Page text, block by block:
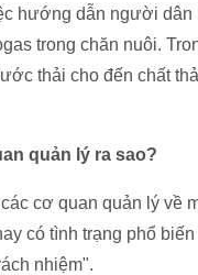
hướng dẫn người
trong chăn nuôi.
thải cho đến chất
quản lý ra sao?
cơ quan quản lý
có tình trạng phổ
nhiệm".